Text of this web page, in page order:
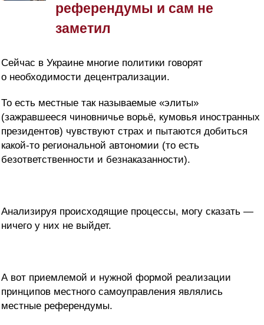
референдумы и сам не
заметил
Сейчас в Украине многие политики говорят
о необходимости децентрализации.
То есть местные так называемые «элиты»
(зажравшееся чиновничье ворьё, кумовья иностранных
президентов) чувствуют страх и пытаются добиться
какой-то региональной автономии (то есть
безответственности и безнаказанности).
Анализируя происходящие процессы, могу сказать —
ничего у них не выйдет.
А вот приемлемой и нужной формой реализации
принципов местного самоуправления являлись
местные референдумы.